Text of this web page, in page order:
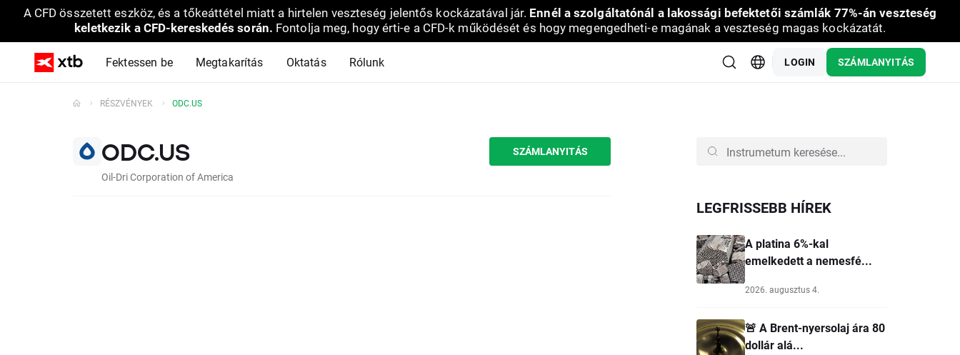
A CFD összetett eszköz, és a tőkeáttétel miatt a hirtelen veszteség jelentős kockázatával jár. Ennél a szolgáltatónál a lakossági befektetői számlák 77%-án veszteség
keletkezik a CFD-kereskedés során. Fontolja meg, hogy érti-e a CFD-k működését és hogy megengedheti-e magának a veszteség magas kockázatát.
Fektessen be Megtakarítás Oktatás Rólunk LOGIN SZÁMLANYITÁS
RÉSZVÉNYEK ODC.US
ODC.US
Oil-Dri Corporation of America
SZÁMLANYITÁS
LEGFRISSEBB HÍREK
A platina 6%-kal
emelkedett a nemesfé...
2026. augusztus 4.
🚨 A Brent-nyersolaj ára 80
dollár alá...